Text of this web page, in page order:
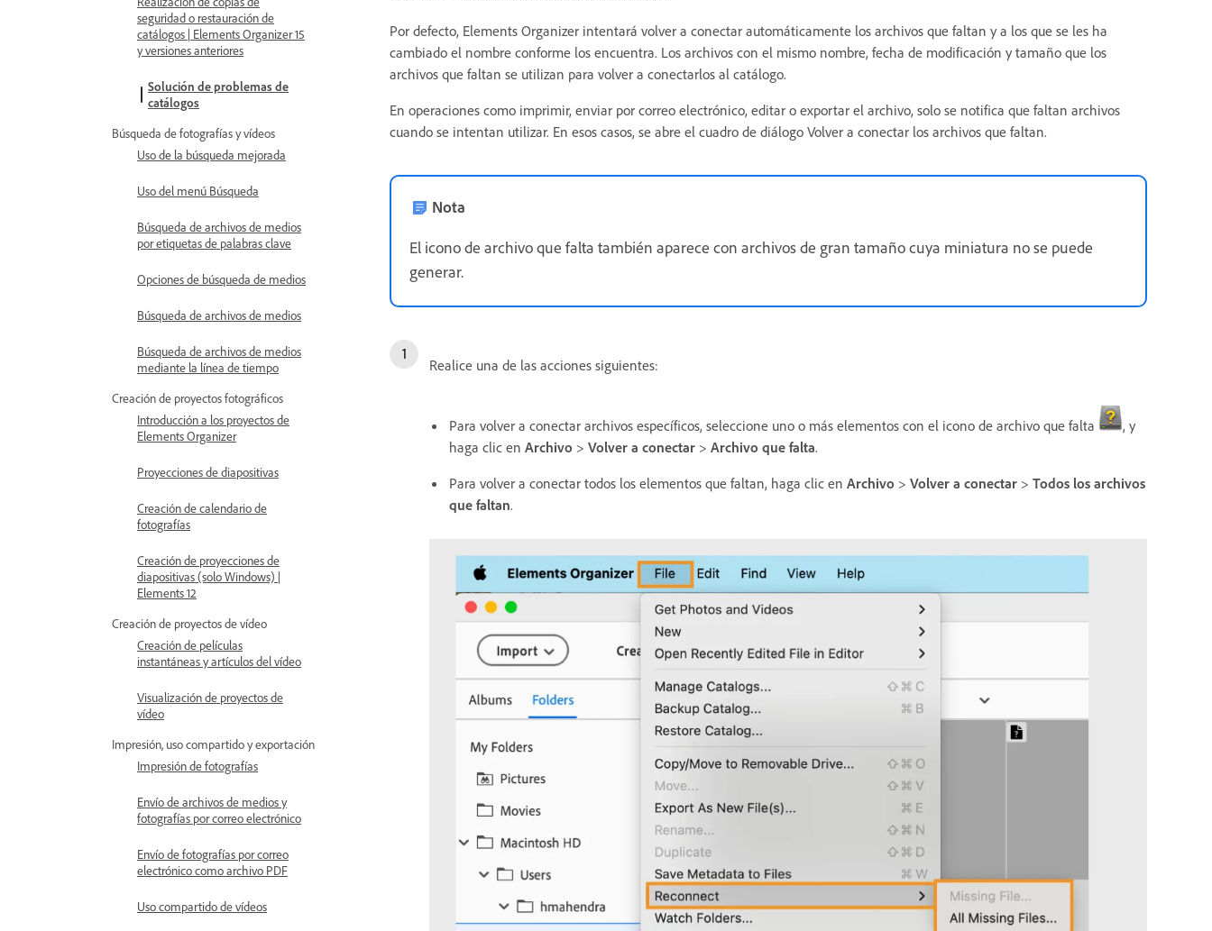
seguridad o restauración de
catálogos | Elements Organizer 15
y versiones anteriores
Solución de problemas de
catálogos
Búsqueda de fotografías y vídeos
Uso de la búsqueda mejorada
Uso del menú Búsqueda
Búsqueda de archivos de medios
por etiquetas de palabras clave
Opciones de búsqueda de medios
Búsqueda de archivos de medios
Búsqueda de archivos de medios
mediante la línea de tiempo
Creación de proyectos fotográficos
Introducción a los proyectos de
Elements Organizer
Proyecciones de diapositivas
Creación de calendario de
fotografías
Creación de proyecciones de
diapositivas (solo Windows) |
Elements 12
Creación de proyectos de vídeo
Creación de películas
instantáneas y artículos del vídeo
Visualización de proyectos de
vídeo
Impresión, uso compartido y exportación
Impresión de fotografías
Envío de archivos de medios y
fotografías por correo electrónico
Envío de fotografías por correo
electrónico como archivo PDF
Uso compartido de vídeos
Por defecto, Elements Organizer intentará volver a conectar automáticamente los archivos que faltan y a los que se les ha
cambiado el nombre conforme los encuentra. Los archivos con el mismo nombre, fecha de modificación y tamaño que los
archivos que faltan se utilizan para volver a conectarlos al catálogo.
En operaciones como imprimir, enviar por correo electrónico, editar o exportar el archivo, solo se notifica que faltan archivos
cuando se intentan utilizar. En esos casos, se abre el cuadro de diálogo Volver a conectar los archivos que faltan.
Nota
El icono de archivo que falta también aparece con archivos de gran tamaño cuya miniatura no se puede
generar.
Realice una de las acciones siguientes:
Para volver a conectar archivos específicos, seleccione uno o más elementos con el icono de archivo que falta
, y
haga clic en Archivo > Volver a conectar > Archivo que falta.
Para volver a conectar todos los elementos que faltan, haga clic en Archivo > Volver a conectar > Todos los archivos
que faltan.